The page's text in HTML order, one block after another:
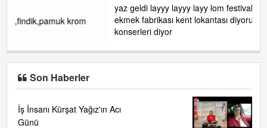
yaz geldi layyy layyy layy lom festivalleri başladı biz halk
ekmek fabrikası kent lokantası diyoruz ağacum yaz
Son Haberler
İş İnsanı Kürşat Yağız'ın Acı
Günü